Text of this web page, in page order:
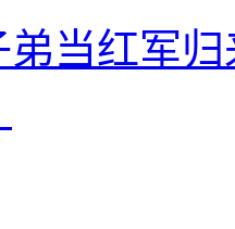
弟当红军